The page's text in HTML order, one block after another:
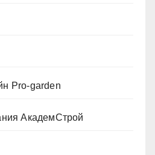
Pro-garden
АкадемСтрой